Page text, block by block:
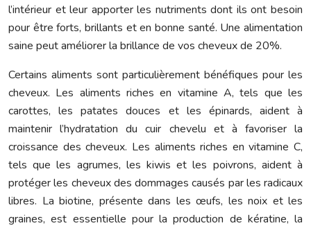
l’intérieur et leur apporter les nutriments dont ils ont besoin
pour être forts, brillants et en bonne santé. Une alimentation
saine peut améliorer la brillance de vos cheveux de 20%.
Certains aliments sont particulièrement bénéfiques pour les
cheveux. Les aliments riches en vitamine A, tels que les
carottes, les patates douces et les épinards, aident à
maintenir l’hydratation du cuir chevelu et à favoriser la
croissance des cheveux. Les aliments riches en vitamine C,
tels que les agrumes, les kiwis et les poivrons, aident à
protéger les cheveux des dommages causés par les radicaux
libres. La biotine, présente dans les œufs, les noix et les
graines, est essentielle pour la production de kératine, la